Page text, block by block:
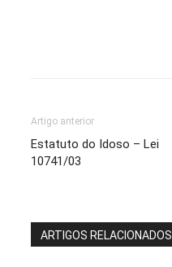
Artigo anterior
Estatuto do Idoso – Lei
10741/03
ARTIGOS RELACIONADOS